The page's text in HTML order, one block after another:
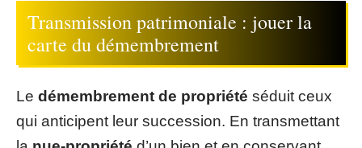
Transmission patrimoniale : jouer la
carte du démembrement
Le démembrement de propriété séduit ceux
qui anticipent leur succession. En transmettant